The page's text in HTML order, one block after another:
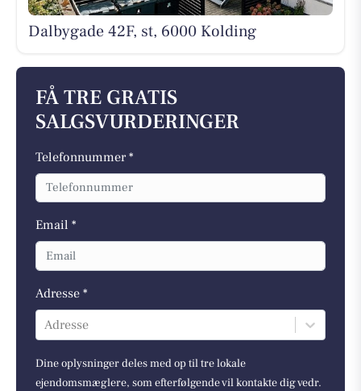
Dalbygade 42F, st, 6000 Kolding
FÅ TRE GRATIS
SALGSVURDERINGER
Telefonnummer *
Email *
Adresse *
Adresse
Dine oplysninger deles med op til tre lokale
ejendomsmæglere, som efterfølgende vil kontakte dig vedr.